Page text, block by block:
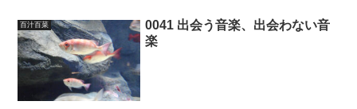
百汁百菜
0041 出会う音楽、出会わない音
楽